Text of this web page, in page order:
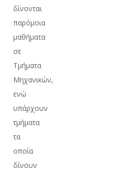
δίνονται
παρόμοια
μαθήματα
σε
Τμήματα
Μηχανικών,
ενώ
υπάρχουν
τμήματα
τα
οποία
δίνουν